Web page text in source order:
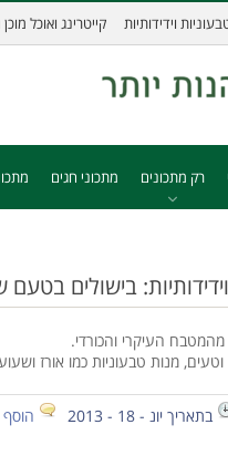
וידידותיות קייטרינג ואוכל
רק מתכונים מתכוני חגים
בישולים
העיקרי והכורדי.
מנות טבעוניות כמו אורז
בתאריך יונ - 18 - 2013 הוסף